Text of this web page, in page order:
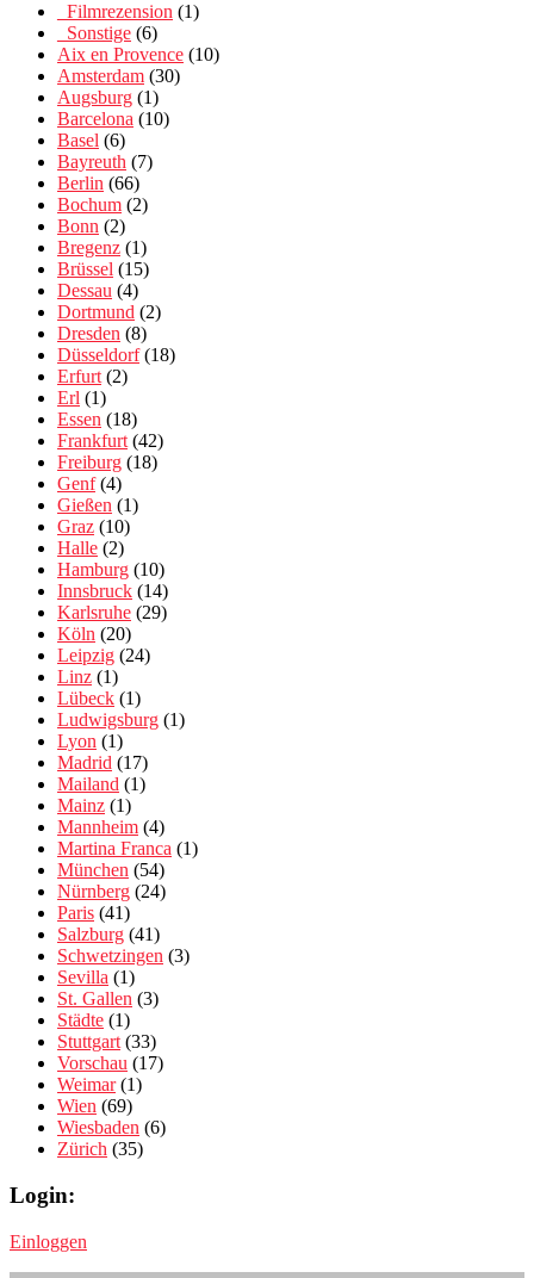
_Filmrezension (1)
_Sonstige (6)
Aix en Provence (10)
Amsterdam (30)
Augsburg (1)
Barcelona (10)
Basel (6)
Bayreuth (7)
Berlin (66)
Bochum (2)
Bonn (2)
Bregenz (1)
Brüssel (15)
Dessau (4)
Dortmund (2)
Dresden (8)
Düsseldorf(18)
Erfurt (2)
Erl (1)
Essen (18)
Frankfurt (42)
Freiburg (18)
Genf(4)
Gießen (1)
Graz (10)
Halle (2)
Hamburg (10)
Innsbruck (14)
Karlsruhe (29)
Köln (20)
Leipzig (24)
Linz (1)
Lübeck (1)
Ludwigsburg (1)
Lyon (1)
Madrid (17)
Mailand (1)
Mainz (1)
Mannheim (4)
Martina Franca (1)
München (54)
Nürnberg (24)
Paris (41)
Salzburg (41)
Schwetzingen (3)
Sevilla (1)
St. Gallen (3)
Städte (1)
Stuttgart (33)
Vorschau (17)
Weimar(1)
Wien (69)
Wiesbaden (6)
Zürich (35)
Login:
Einloggen